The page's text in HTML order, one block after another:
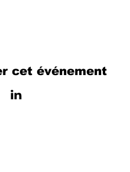
cet événement